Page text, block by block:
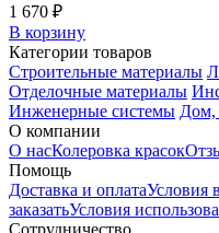
1 670 ₽
В корзину
Категории товаров
Строительные материалы
Отделочные материалы
Инженерные системы Дом,
О компании
О насКолеровка красок
Помощь
Доставка и оплатаУсловия
заказатьУсловия
Сотрудничество